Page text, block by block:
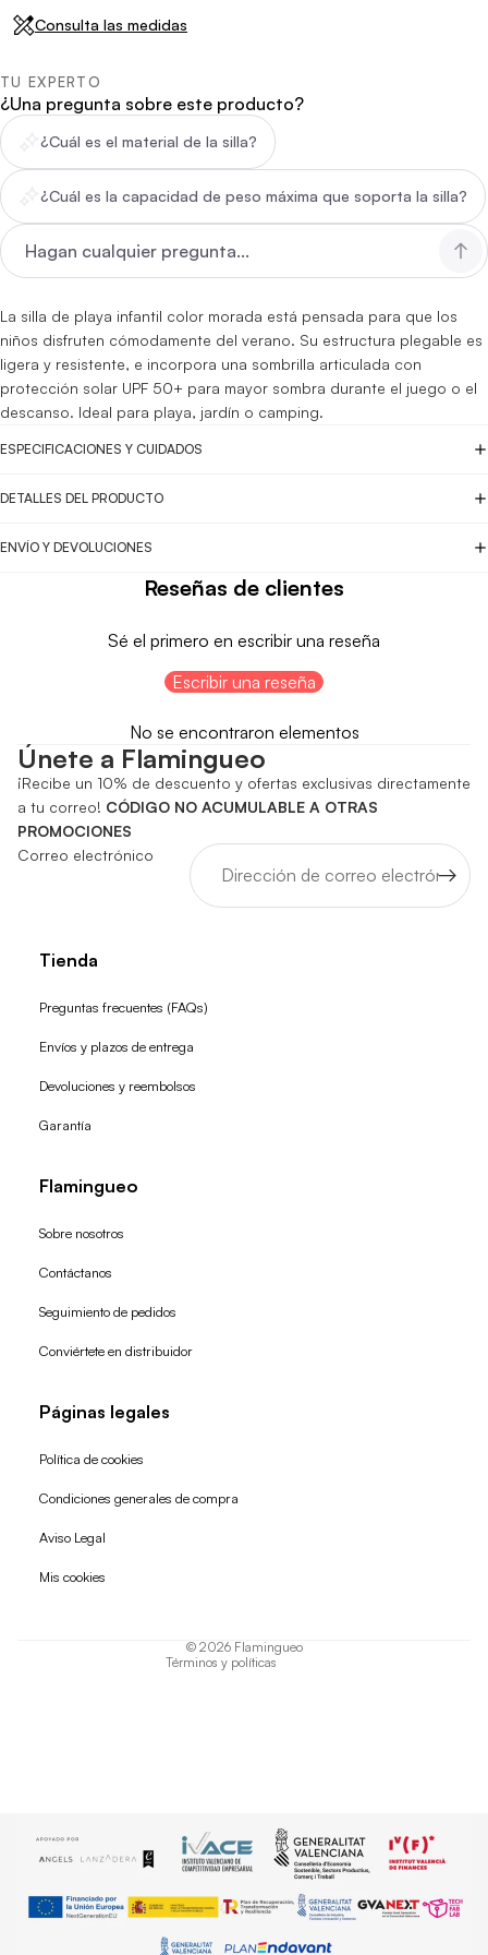
Consulta las medidas
TU EXPERTO
¿Una pregunta sobre este producto?
¿Cuál es el material de la silla?
¿Cuál es la capacidad de peso máxima que soporta la silla?
La silla de playa infantil color morada está pensada para que los
niños disfruten cómodamente del verano. Su estructura plegable es
ligera y resistente, e incorpora una sombrilla articulada con
protección solar UPF 50+ para mayor sombra durante el juego o el
descanso. Ideal para playa, jardín o camping.
ESPECIFICACIONES Y CUIDADOS
DETALLES DEL PRODUCTO
ENVÍO Y DEVOLUCIONES
Reseñas de clientes
Sé el primero en escribir una reseña
Escribir una reseña
No se encontraron elementos
Únete a Flamingueo
¡Recibe un 10% de descuento y ofertas exclusivas directamente
a tu correo! CÓDIGO NO ACUMULABLE A OTRAS
PROMOCIONES
Correo electrónico
Tienda
Preguntas frecuentes (FAQs)
Envíos y plazos de entrega
Devoluciones y reembolsos
Garantía
Flamingueo
Sobre nosotros
Contáctanos
Seguimiento de pedidos
Conviértete en distribuidor
Páginas legales
Política de cookies
Condiciones generales de compra
Aviso Legal
Mis cookies
© 2026 Flamingueo
Términos y políticas